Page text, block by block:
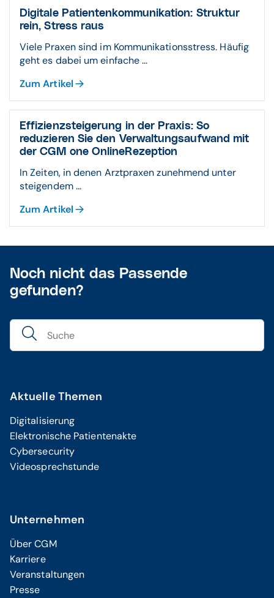
Digitale Patientenkommunikation: Struktur
rein, Stress raus
Viele Praxen sind im Kommunikationsstress. Häufig
geht es dabei um einfache ...
Zum Artikel
Effizienzsteigerung in der Praxis: So
reduzieren Sie den Verwaltungsaufwand mit
der CGM one OnlineRezeption
In Zeiten, in denen Arztpraxen zunehmend unter
steigendem ...
Zum Artikel
Noch nicht das Passende
gefunden?
Aktuelle Themen
Digitalisierung
Elektronische Patientenakte
Cybersecurity
Videosprechstunde
Unternehmen
Über CGM
Karriere
Veranstaltungen
Presse